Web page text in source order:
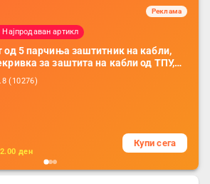
Реклама
Најпродаван артикл
од 5 парчиња заштитник на кабли,
за заштита на кабли од ТПУ,
за заштита на кабли, без
за мобилни телефони, комплет
( 10276)
ден
Купи сега